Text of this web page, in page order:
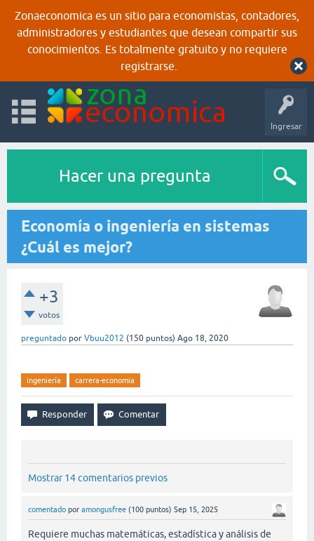
Zonaeconomica es un sitio para economistas, contadores,
administradores y estudiantes que desean compartir sus
conocimientos. Es totalmente gratuito y no requiere
registrarse.
Ingresar
Hacer una pregunta
Economía o ingeniería en sistemas
¿Cuál es mejor?
+3
votos
preguntado por Vbuu2012 (150 puntos) Ago 18, 2020
ingeniería carrera-economia
Mostrar 14 comentarios previos
comentado por amongusfree (100 puntos) Sep 15, 2025
Requiere muchas matemáticas, estadística y análisis de